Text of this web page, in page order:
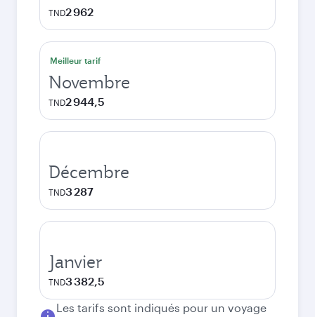
TND2 962
Meilleur tarif
Novembre
TND2 944,5
Décembre
TND3 287
Janvier
TND3 382,5
Les tarifs sont indiqués pour un voyage